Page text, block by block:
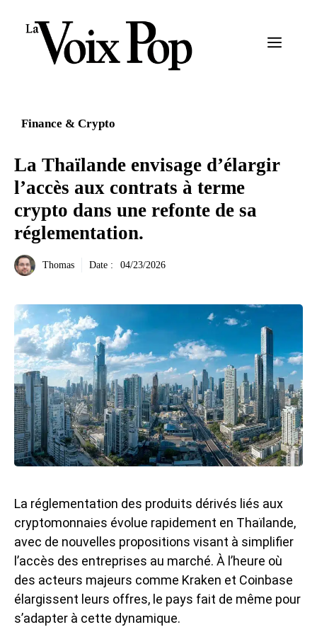
Menu
Finance & Crypto
La Thaïlande envisage d’élargir
l’accès aux contrats à terme
crypto dans une refonte de sa
réglementation.
Thomas Date : 04/23/2026
La réglementation des produits dérivés liés aux
cryptomonnaies évolue rapidement en Thaïlande,
avec de nouvelles propositions visant à simplifier
l’accès des entreprises au marché. À l’heure où
des acteurs majeurs comme Kraken et Coinbase
élargissent leurs offres, le pays fait de même pour
s’adapter à cette dynamique.